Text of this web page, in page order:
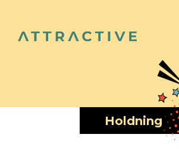
Holdning